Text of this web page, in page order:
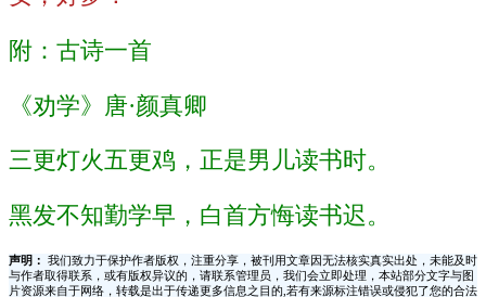
附：古诗一首
《劝学》唐·颜真卿
三更灯火五更鸡，正是男儿读书时。
黑发不知勤学早，白首方悔读书迟。
声明：
我们致力于保护作者版权，注重分享，被刊用文章因无法核实真实出处，未能及时
与作者取得联系，或有版权异议的，请联系管理员，我们会立即处理，本站部分文字与图
片资源来自于网络，转载是出于传递更多信息之目的,若有来源标注错误或侵犯了您的合法